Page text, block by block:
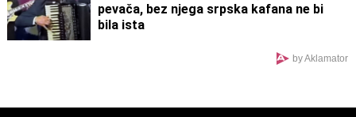
pevača, bez njega srpska kafana ne bi
bila ista
by Aklamator